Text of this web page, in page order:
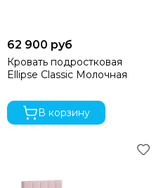
62 900 руб
Кровать подростковая
Ellipse Classic Молочная
В корзину